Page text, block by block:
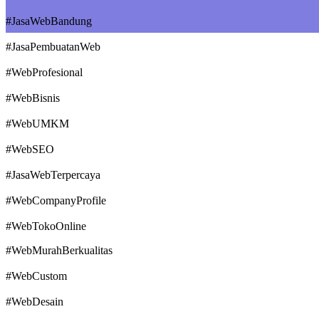
#JasaWebBandung
#JasaPembuatanWeb
#WebProfesional
#WebBisnis
#WebUMKM
#WebSEO
#JasaWebTerpercaya
#WebCompanyProfile
#WebTokoOnline
#WebMurahBerkualitas
#WebCustom
#WebDesain